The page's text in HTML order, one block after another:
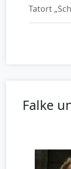
Tatort
Falke